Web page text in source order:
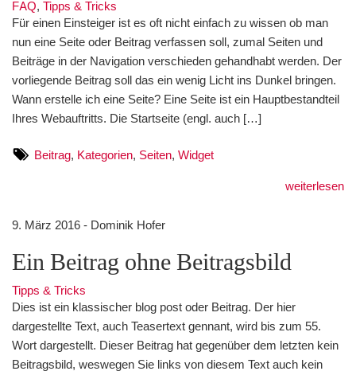
FAQ, Tipps & Tricks
Für einen Einsteiger ist es oft nicht einfach zu wissen ob man
nun eine Seite oder Beitrag verfassen soll, zumal Seiten und
Beiträge in der Navigation verschieden gehandhabt werden. Der
vorliegende Beitrag soll das ein wenig Licht ins Dunkel bringen.
Wann erstelle ich eine Seite? Eine Seite ist ein Hauptbestandteil
Ihres Webauftritts. Die Startseite (engl. auch […]
Beitrag, Kategorien, Seiten, Widget
weiterlesen
9. März 2016 - Dominik Hofer
Ein Beitrag ohne Beitragsbild
Tipps & Tricks
Dies ist ein klassischer blog post oder Beitrag. Der hier
dargestellte Text, auch Teasertext gennant, wird bis zum 55.
Wort dargestellt. Dieser Beitrag hat gegenüber dem letzten kein
Beitragsbild, weswegen Sie links von diesem Text auch kein